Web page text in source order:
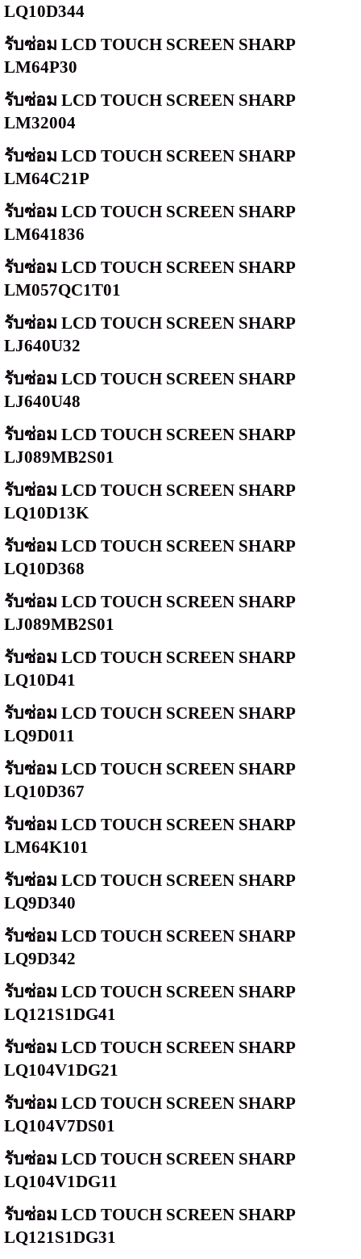
LQ10D344
รับซ่อม LCD TOUCH SCREEN SHARP
LM64P30
รับซ่อม LCD TOUCH SCREEN SHARP
LM32004
รับซ่อม LCD TOUCH SCREEN SHARP
LM64C21P
รับซ่อม LCD TOUCH SCREEN SHARP
LM641836
รับซ่อม LCD TOUCH SCREEN SHARP
LM057QC1T01
รับซ่อม LCD TOUCH SCREEN SHARP
LJ640U32
รับซ่อม LCD TOUCH SCREEN SHARP
LJ640U48
รับซ่อม LCD TOUCH SCREEN SHARP
LJ089MB2S01
รับซ่อม LCD TOUCH SCREEN SHARP
LQ10D13K
รับซ่อม LCD TOUCH SCREEN SHARP
LQ10D368
รับซ่อม LCD TOUCH SCREEN SHARP
LJ089MB2S01
รับซ่อม LCD TOUCH SCREEN SHARP
LQ10D41
รับซ่อม LCD TOUCH SCREEN SHARP
LQ9D011
รับซ่อม LCD TOUCH SCREEN SHARP
LQ10D367
รับซ่อม LCD TOUCH SCREEN SHARP
LM64K101
รับซ่อม LCD TOUCH SCREEN SHARP
LQ9D340
รับซ่อม LCD TOUCH SCREEN SHARP
LQ9D342
รับซ่อม LCD TOUCH SCREEN SHARP
LQ121S1DG41
รับซ่อม LCD TOUCH SCREEN SHARP
LQ104V1DG21
รับซ่อม LCD TOUCH SCREEN SHARP
LQ104V7DS01
รับซ่อม LCD TOUCH SCREEN SHARP
LQ104V1DG11
รับซ่อม LCD TOUCH SCREEN SHARP
LQ121S1DG31